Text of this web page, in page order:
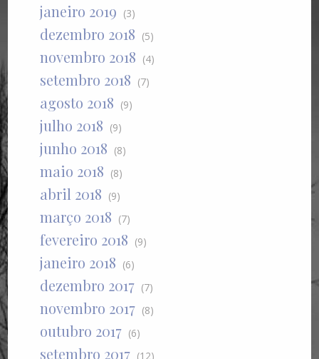
janeiro 2019 (3)
dezembro 2018 (5)
novembro 2018 (4)
setembro 2018 (7)
agosto 2018 (9)
julho 2018 (9)
junho 2018 (8)
maio 2018 (8)
abril 2018 (9)
março 2018 (7)
fevereiro 2018 (9)
janeiro 2018 (6)
dezembro 2017 (7)
novembro 2017 (8)
outubro 2017 (6)
setembro 2017 (12)